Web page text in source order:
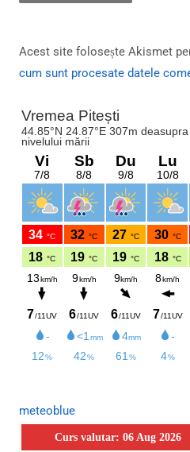
Acest site folosește Akismet
cum sunt procesate datele
meteoblue
Curs valutar: 06 Aug 2026